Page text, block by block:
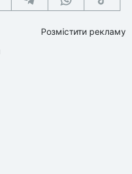
Розмістити рекламу